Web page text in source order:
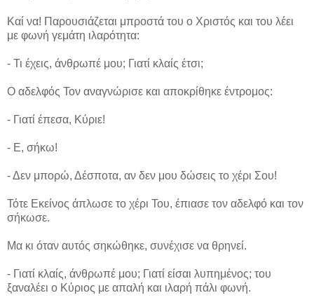
Καί να! Παρουσιάζεται μπροστά του ο Χριστός και του λέει
με φωνή γεμάτη ιλαρότητα:
- Τι έχεις, άνθρωπέ μου; Γιατί κλαίς έτσι;
Ο αδελφός Τον αναγνώρισε και αποκρίθηκε έντρομος:
- Γιατί έπεσα, Κύριε!
- Ε, σήκω!
- Δεν μπορώ, Δέσποτα, αν δεν μου δώσεις το χέρι Σου!
Τότε Εκείνος άπλωσε το χέρι Του, έπιασε τον αδελφό και τον
σήκωσε.
Μα κι όταν αυτός σηκώθηκε, συνέχισε να θρηνεί.
- Γιατί κλαίς, άνθρωπέ μου; Γιατί είσαι λυπημένος; του
ξαναλέει ο Κύριος με απαλή και ιλαρή πάλι φωνή.